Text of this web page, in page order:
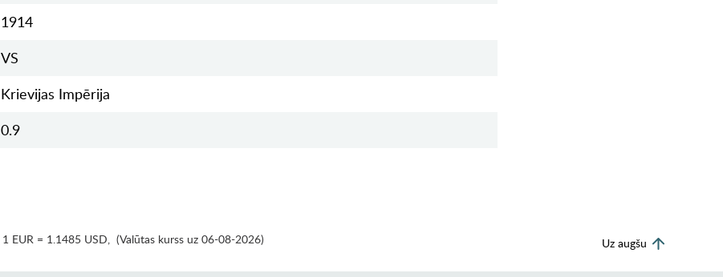
1914
VS
Krievijas Impērija
0.9
1 EUR = 1.1485 USD, (Valūtas kurss uz 06-08-2026) Uz augšu